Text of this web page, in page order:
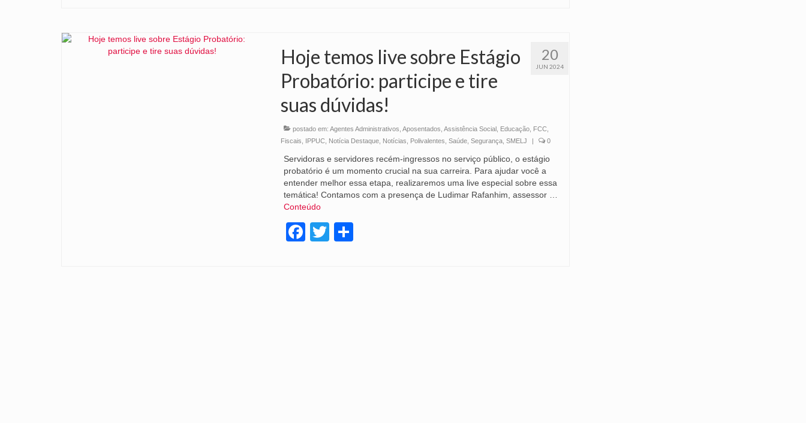
20
JUN 2024
Hoje temos live sobre Estágio
Probatório: participe e tire
suas dúvidas!
postado em: Agentes Administrativos Aposentados Assistência Social, Educação, FCC,
Fiscais
IPPUC, Notícia Destaque, Notícias Polivalentes Saúde, Segurança, SMELJ | 0
Servidoras e servidores recém-ingressos no serviço público, o estágio
probatório é um momento crucial na sua carreira. Para ajudar você a
entender melhor essa etapa, realizaremos uma live especial sobre essa
temática! Contamos com a presença de Ludimar Rafanhim, assessor …
Conteúdo
Facebook
Twitter